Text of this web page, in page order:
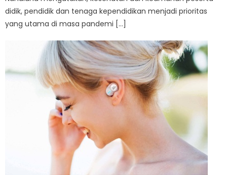
didik, pendidik dan tenaga kependidikan menjadi prioritas
yang utama di masa pandemi […]